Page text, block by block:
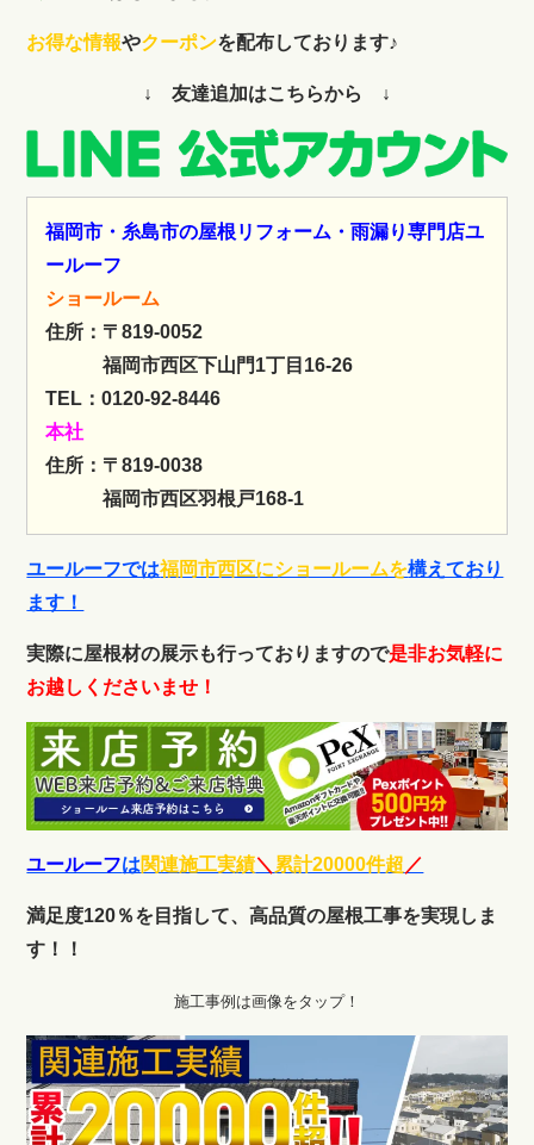
お得な情報やクーポンを配布しております♪
↓ 友達追加はこちらから ↓
福岡市・糸島市の屋根リフォーム・雨漏り専門店ユ
ールーフ
ショールーム
住所：〒819-0052
福岡市西区下山門1丁目16-26
TEL：0120-92-8446
本社
住所：〒819-0038
福岡市西区羽根戸168-1
ユールーフでは福岡市西区にショールームを構えており
ます！
実際に屋根材の展示も行っておりますので是非お気軽に
お越しくださいませ！
ユールーフは関連施工実績＼ 累計20000件超 ／
満足度120％を目指して、高品質の屋根工事を実現しま
す！！
施工事例は画像をタップ！